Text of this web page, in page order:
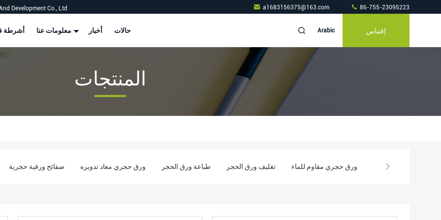
Development Co., Ltd a1683156375@163.com 86-755-23095223
أشرطة أخبار حالات Arabic إقتباس
المنتجات
صفائح ورقية حجرية ورق حجري معاد تدويره طباعة ورق الحجر تغليف ورق الحجر ورق حجري مقاوم للماء بولي قابلة للتسميد